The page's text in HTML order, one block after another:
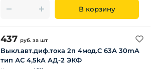
В корзину
437 руб. за шт
Выкл.авт.диф.тока 2п 4мод.С 63А 30mA
тип АС 4,5kA АД-2 ЭКФ